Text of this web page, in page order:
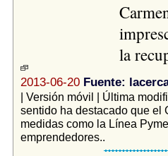
la
2013-06-20 Fuente:
| Versión móvil | Última
sentido ha destacado que el
medidas como la Línea
emprendedores..